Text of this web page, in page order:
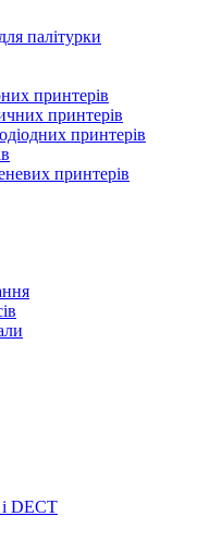
палітурки
принтерів
принтерів
принтерів
принтерів
DECT